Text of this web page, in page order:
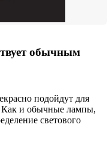
обычным
подойдут для
и обычные лампы,
светового